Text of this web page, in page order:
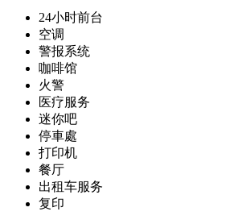
24小时前台
空调
警报系统
咖啡馆
火警
医疗服务
迷你吧
停車處
打印机
餐厅
出租车服务
复印